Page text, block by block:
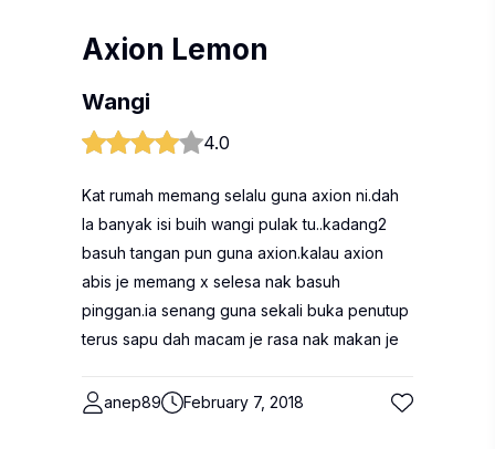
Axion Lemon
Wangi
4.0
Kat rumah memang selalu guna axion ni.dah
la banyak isi buih wangi pulak tu..kadang2
basuh tangan pun guna axion.kalau axion
abis je memang x selesa nak basuh
pinggan.ia senang guna sekali buka penutup
terus sapu dah macam je rasa nak makan je
anep89 February 7, 2018